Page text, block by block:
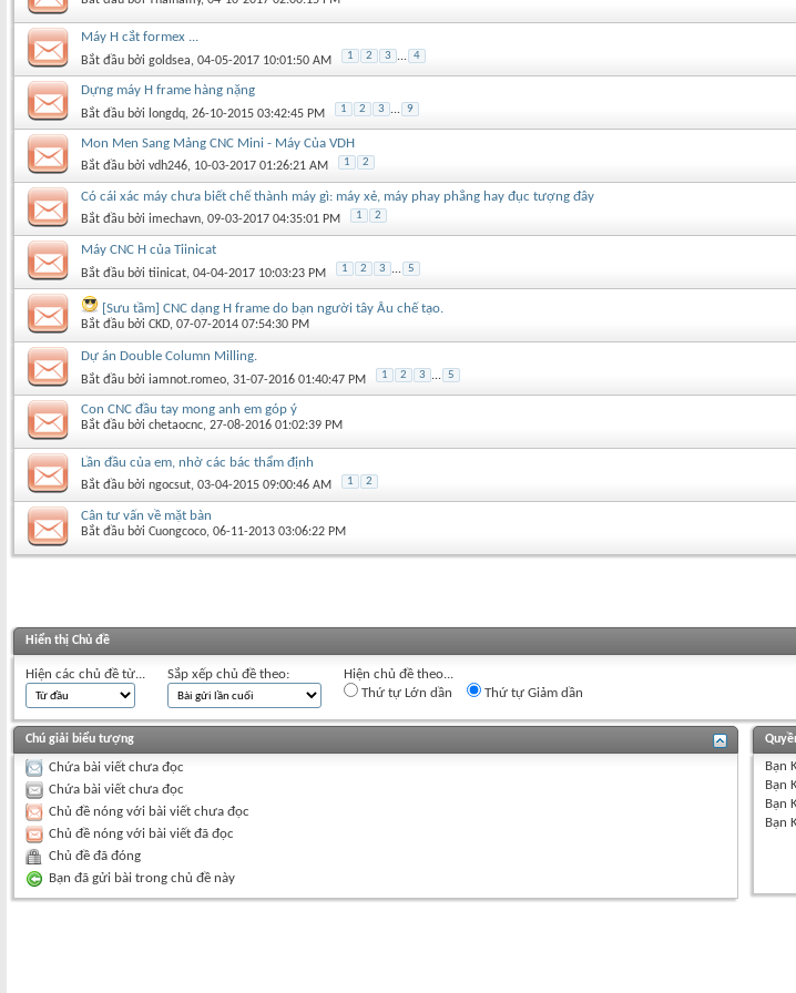
Máy H cắt formex ...
Bắt đầu bởi goldsea‎, 04-05-2017 10:01:50 AM 1 2 3 ... 4
Dựng máy H frame hàng nặng
Bắt đầu bởi longdq‎, 26-10-2015 03:42:45 PM 1 2 3 ... 9
Mon Men Sang Mảng CNC Mini - Máy Của VDH
Bắt đầu bởi vdh246‎, 10-03-2017 01:26:21 AM 1 2
Có cái xác máy chưa biết chế thành máy gì: máy xẻ, máy phay phẳng hay đục tượng đây
Bắt đầu bởi imechavn‎, 09-03-2017 04:35:01 PM 1 2
Máy CNC H của Tiinicat
Bắt đầu bởi tiinicat‎, 04-04-2017 10:03:23 PM 1 2 3 ... 5
[Sưu tầm] CNC dạng H frame do bạn người tây Âu chế tạo.
Bắt đầu bởi CKD‎, 07-07-2014 07:54:30 PM
Dự án Double Column Milling.
Bắt đầu bởi iamnot.romeo‎, 31-07-2016 01:40:47 PM 1 2 3 ... 5
Con CNC đầu tay mong anh em góp ý
Bắt đầu bởi chetaocnc‎, 27-08-2016 01:02:39 PM
Lần đầu của em, nhờ các bác thẩm định
Bắt đầu bởi ngocsut‎, 03-04-2015 09:00:46 AM 1 2
Cân tư vấn về mặt bàn
Bắt đầu bởi Cuongcoco‎, 06-11-2013 03:06:22 PM
Hiển thị Chủ đề
Hiện các chủ đề từ... Sắp xếp chủ đề theo:
Hiện chủ đề theo...
Thứ tự Lớn dần
Thứ tự Giảm dần
Chú giải biểu tượng
Chứa bài viết chưa đọc
Chứa bài viết chưa đọc
Chủ đề nóng với bài viết chưa đọc
Chủ đề nóng với bài viết đã đọc
Chủ đề đã đóng
Bạn đã gửi bài trong chủ đề này
Bạn
Bạn
Bạn
Bạn